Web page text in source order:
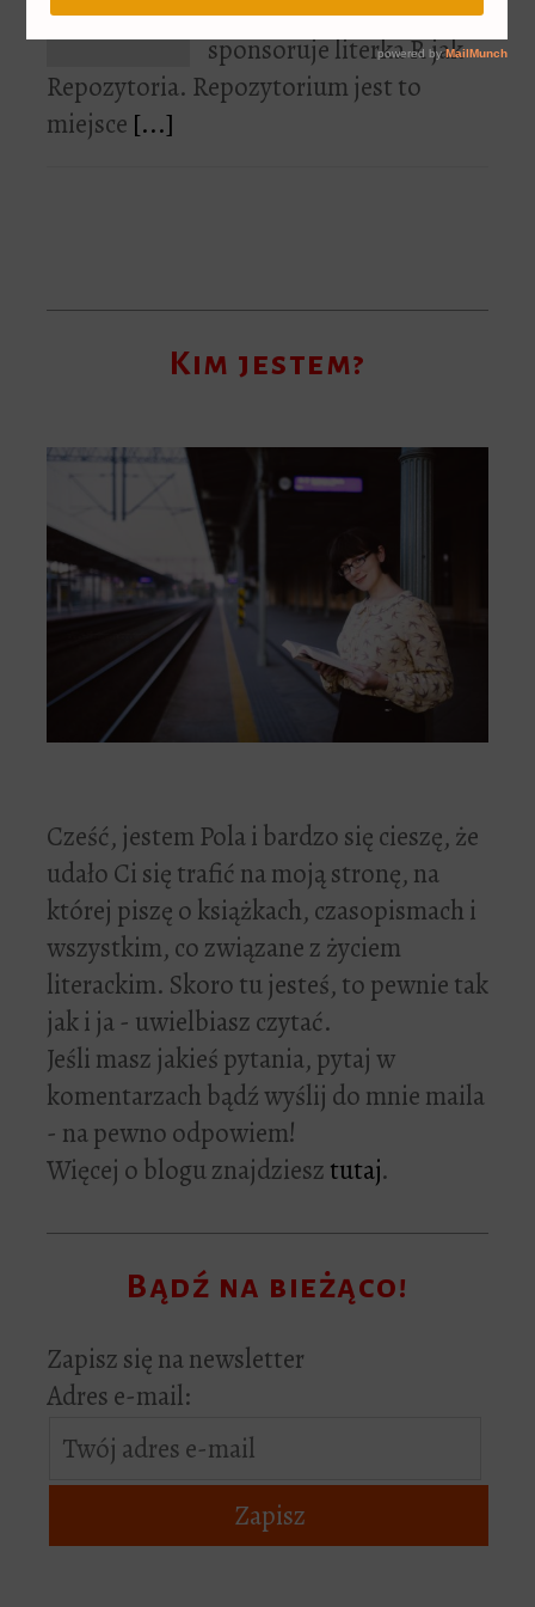
dzisiejszy wpis
sponsoruje literka R jak
Repozytoria. Repozytorium jest to
miejsce [...]
Kim jestem?
Cześć, jestem Pola i bardzo się cieszę, że
udało Ci się trafić na moją stronę, na
której piszę o książkach, czasopismach i
wszystkim, co związane z życiem
literackim. Skoro tu jesteś, to pewnie tak
jak i ja - uwielbiasz czytać.
Jeśli masz jakieś pytania, pytaj w
komentarzach bądź wyślij do mnie maila
- na pewno odpowiem!
Więcej o blogu znajdziesztutaj.
Bądź na bieżąco!
Zapisz się na newsletter
Adres e-mail: